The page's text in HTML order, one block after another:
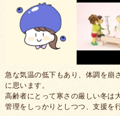
急な気温の低下もあり、体調を崩
に思います。
高齢者にとって寒さの厳しい冬は
管理をしっかりとしつつ、支援を